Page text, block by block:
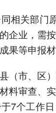
相关部
企业，需
果等申报材
（市、区
料审查、
7个工作